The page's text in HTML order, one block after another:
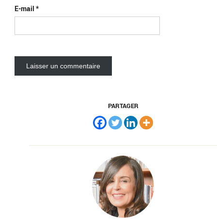
E-mail *
PARTAGER